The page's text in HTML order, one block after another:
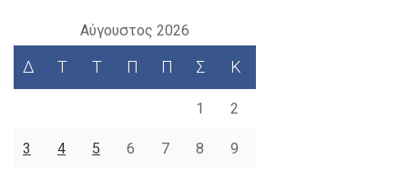
Αύγουστος 2026
Δ Τ Τ Π Π Σ Κ
1 2
3 4 5 6 7 8 9